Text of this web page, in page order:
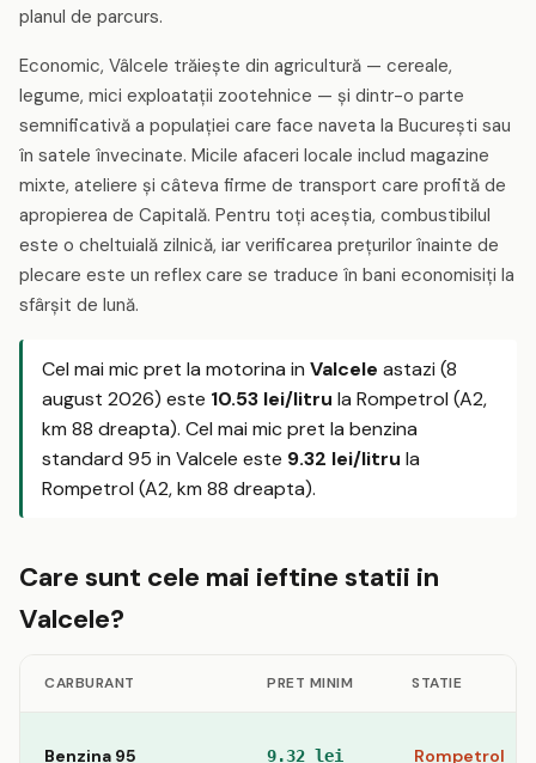
planul de parcurs.
Economic, Vâlcele trăiește din agricultură — cereale,
legume, mici exploatații zootehnice — și dintr-o parte
semnificativă a populației care face naveta la București sau
în satele învecinate. Micile afaceri locale includ magazine
mixte, ateliere și câteva firme de transport care profită de
apropierea de Capitală. Pentru toți aceștia, combustibilul
este o cheltuială zilnică, iar verificarea prețurilor înainte de
plecare este un reflex care se traduce în bani economisiți la
sfârșit de lună.
Cel mai mic pret la motorina in Valcele astazi (8
august 2026) este 10.53 lei/litru la Rompetrol (A2,
km 88 dreapta). Cel mai mic pret la benzina
standard 95 in Valcele este 9.32 lei/litru la
Rompetrol (A2, km 88 dreapta).
Care sunt cele mai ieftine statii in
Valcele?
CARBURANT PRET MINIM STATIE
Benzina 95 9.32 lei Rompetrol